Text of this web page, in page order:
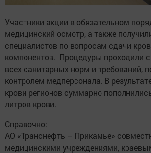
Участники акции в обязательном
медицинский осмотр, а также
специалистов по вопросам сдачи
компонентов. Процедуры проходили
всех санитарных норм и требований,
контролем медперсонала. В
крови регионов суммарно
литров крови.
Справочно:
АО «Транснефть – Прикамье»
медицинскими учреждениями,